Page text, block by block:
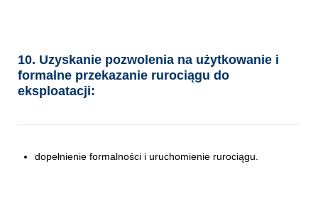
10. Uzyskanie pozwolenia na użytkowanie i
formalne przekazanie rurociągu do
eksploatacji:
dopełnienie formalności i uruchomienie rurociągu.